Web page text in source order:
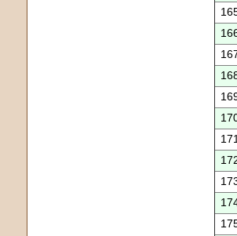
171.